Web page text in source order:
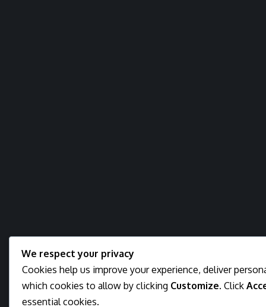
We respect your privacy
Cookies help us improve your experience, deliver
which cookies to allow by clicking Customize. Click
essential cookies.